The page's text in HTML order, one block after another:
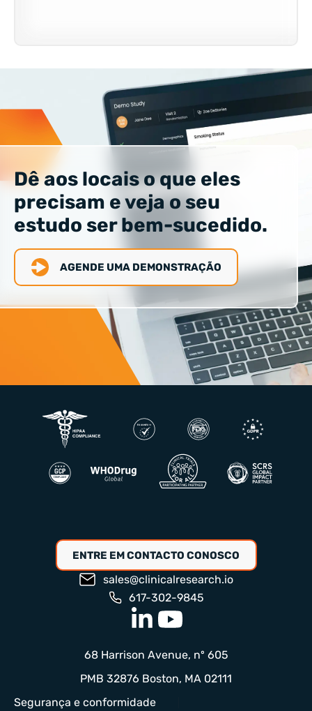
Dê aos locais o que eles
precisam e veja o seu
estudo ser bem-sucedido.
AGENDE UMA DEMONSTRAÇÃO
ENTRE EM CONTACTO CONOSCO
sales@clinicalresearch.io
617-302-9845
Segurança e conformidade
68 Harrison Avenue, nº 605
PMB 32876 Boston, MA 02111